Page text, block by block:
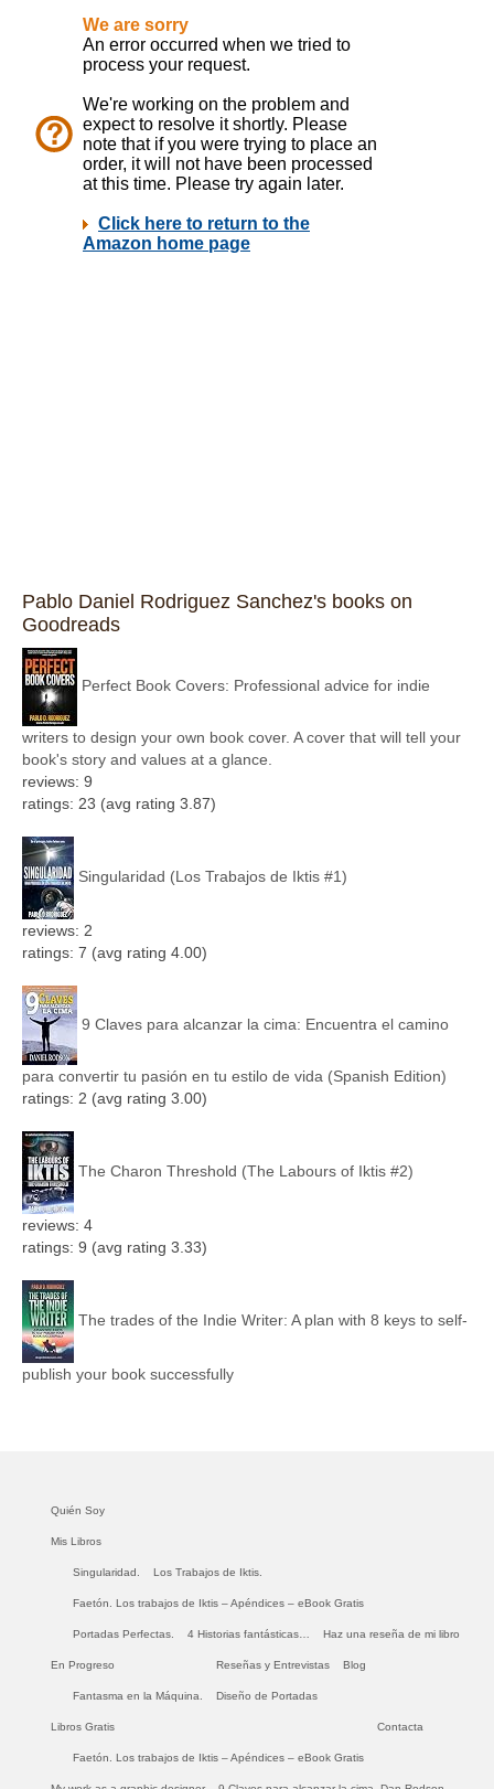
Pablo Daniel Rodriguez Sanchez's books on
Goodreads
Perfect Book Covers: Professional advice for indie
writers to design your own book cover. A cover that will tell your
book's story and values at a glance.
reviews: 9
ratings: 23 (avg rating 3.87)
Singularidad (Los Trabajos de Iktis #1)
reviews: 2
ratings: 7 (avg rating 4.00)
9 Claves para alcanzar la cima: Encuentra el camino
para convertir tu pasión en tu estilo de vida (Spanish Edition)
ratings: 2 (avg rating 3.00)
The Charon Threshold (The Labours of Iktis #2)
reviews: 4
ratings: 9 (avg rating 3.33)
The trades of the Indie Writer: A plan with 8 keys to self-
publish your book successfully
Quién Soy
Mis Libros
Singularidad. Los Trabajos de Iktis.
Faetón. Los trabajos de Iktis – Apéndices – eBook Gratis
Portadas Perfectas. 4 Historias fantásticas… Haz una reseña de mi libro
En Progreso
Fantasma en la Máquina.
Reseñas y Entrevistas Blog
Diseño de Portadas
Libros Gratis
Faetón. Los trabajos de Iktis – Apéndices – eBook Gratis
Contacta